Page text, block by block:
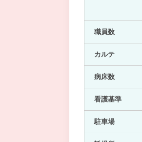
職員数
カルテ
病床数
看護基準
駐車場